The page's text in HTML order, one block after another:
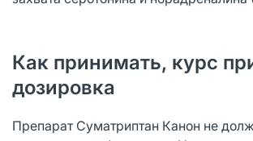
Как принимать, курс
дозировка
Препарат Суматриптан Канон не